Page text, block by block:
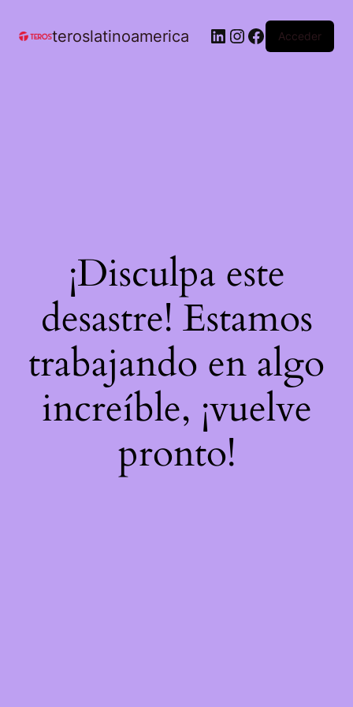
teroslatinoamerica Acceder
¡Disculpa este
desastre! Estamos
trabajando en algo
increíble, ¡vuelve
pronto!